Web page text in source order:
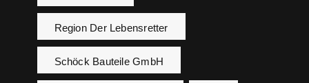
Region Der Lebensretter
Schöck Bauteile GmbH